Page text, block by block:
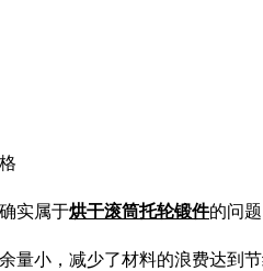
实属于烘干滚筒托轮锻件的问题
量小，减少了材料的浪费达到节